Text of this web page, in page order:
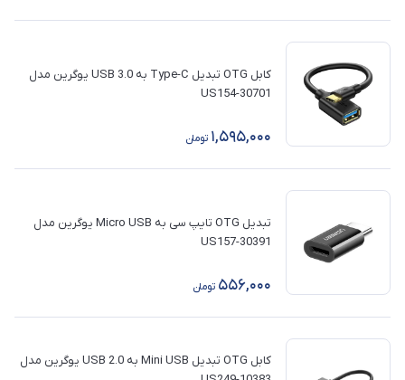
کابل OTG تبدیل Type-C به USB 3.0 یوگرین مدل
US154-30701
1,595,000 تومان
تبدیل OTG تایپ سی به Micro USB یوگرین مدل
US157-30391
556,000 تومان
کابل OTG تبدیل Mini USB به USB 2.0 یوگرین مدل